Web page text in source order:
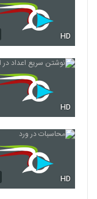
HD
HD
HD